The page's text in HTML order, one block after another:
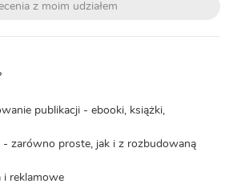
z moim udziałem
publikacji - ebooki, książki,
zarówno proste, jak i z rozbudowaną
i reklamowe